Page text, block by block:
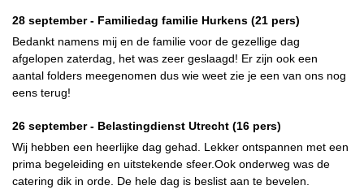
28 september - Familiedag familie Hurkens (21 pers)
Bedankt namens mij en de familie voor de gezellige dag
afgelopen zaterdag, het was zeer geslaagd! Er zijn ook een
aantal folders meegenomen dus wie weet zie je een van ons nog
eens terug!
26 september - Belastingdienst Utrecht (16 pers)
Wij hebben een heerlijke dag gehad. Lekker ontspannen met een
prima begeleiding en uitstekende sfeer.Ook onderweg was de
catering dik in orde. De hele dag is beslist aan te bevelen.